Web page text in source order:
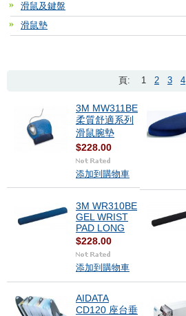
滑鼠及鍵盤
滑鼠墊
頁: 1 2 3 4
3M MW311BE
柔質舒適系列
滑鼠腕墊
$228.00
添加到購物車
3M WR310BE
GEL WRIST
PAD LONG
$228.00
添加到購物車
AIDATA
CD120 座台垂